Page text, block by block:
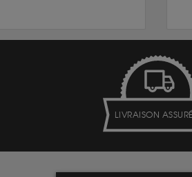
LIVRAISON